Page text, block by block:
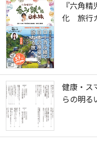
『六角
化 旅行
健康・
らの明る